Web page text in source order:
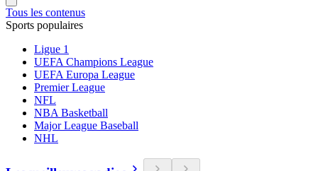
Tous les contenus
Sports populaires
Ligue 1
UEFA Champions League
UEFA Europa League
Premier League
NFL
NBA Basketball
Major League Baseball
NHL